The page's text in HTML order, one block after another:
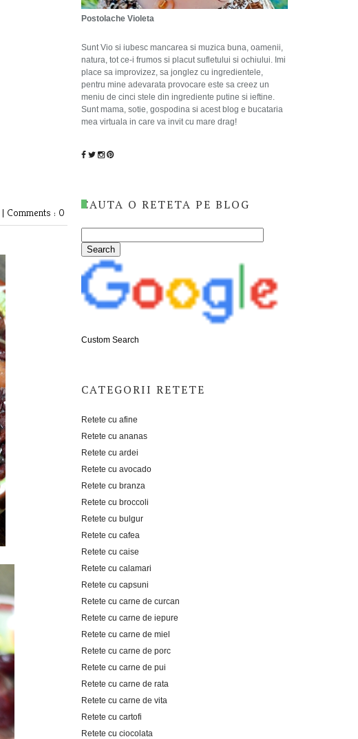
| Comments : 0
Postolache Violeta
Sunt Vio si iubesc mancarea si muzica buna, oamenii,
natura, tot ce-i frumos si placut sufletului si ochiului. Imi
place sa improvizez, sa jonglez cu ingredientele,
pentru mine adevarata provocare este sa creez un
meniu de cinci stele din ingrediente putine si ieftine.
Sunt mama, sotie, gospodina si acest blog e bucataria
mea virtuala in care va invit cu mare drag!
CAUTA O RETETA PE BLOG
Custom Search
CATEGORII RETETE
Retete cu afine
Retete cu ananas
Retete cu ardei
Retete cu avocado
Retete cu branza
Retete cu broccoli
Retete cu bulgur
Retete cu cafea
Retete cu caise
Retete cu calamari
Retete cu capsuni
Retete cu carne de curcan
Retete cu carne de iepure
Retete cu carne de miel
Retete cu carne de porc
Retete cu carne de pui
Retete cu carne de rata
Retete cu carne de vita
Retete cu cartofi
Retete cu ciocolata